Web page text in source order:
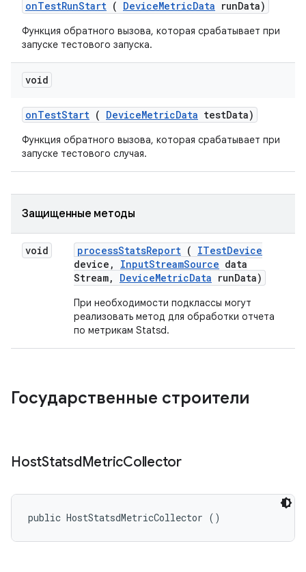
onTestRunStart ( DeviceMetricData runData)
Функция обратного вызова, которая срабатывает при
запуске тестового запуска.
void
onTestStart ( DeviceMetricData testData)
Функция обратного вызова, которая срабатывает при
запуске тестового случая.
Защищенные методы
void processStatsReport ( ITestDevice
device , InputStreamSource data
Stream, DeviceMetricData runData)
При необходимости подклассы могут
реализовать метод для обработки отчета
по метрикам Statsd.
Государственные строители
HostStatsdMetricCollector
public HostStatsdMetricCollector ()